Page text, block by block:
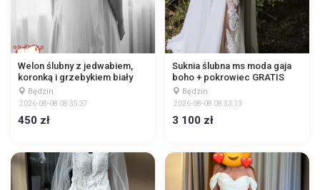
Welon ślubny z jedwabiem,
koronką i grzebykiem biały
Będzin
2026-08-08 08:35:37
450 zł
Suknia ślubna ms moda gaja
boho + pokrowiec GRATIS
Będzin
2026-08-08 08:33:13
3 100 zł